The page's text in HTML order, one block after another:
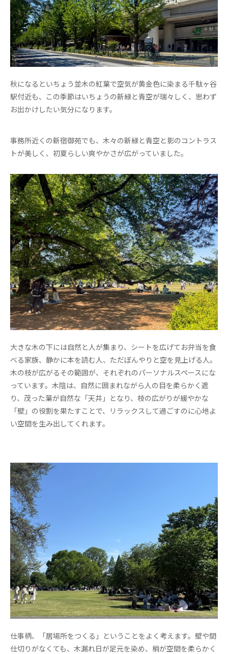
秋になるといちょう並木の紅葉で空気が黄金色に染まる千駄ヶ谷
駅付近も、この季節はいちょうの新緑と青空が瑞々しく、思わず
お出かけしたい気分になります。
事務所近くの新宿御苑でも、木々の新緑と青空と影のコントラス
トが美しく、初夏らしい爽やかさが広がっていました。
大きな木の下には自然と人が集まり、シートを広げてお弁当を食
べる家族、静かに本を読む人、ただぼんやりと空を見上げる人。
木の枝が広がるその範囲が、それぞれのパーソナルスペースにな
っています。木陰は、自然に囲まれながら人の目を柔らかく遮
り、茂った葉が自然な「天井」となり、枝の広がりが緩やかな
「壁」の役割を果たすことで、リラックスして過ごすのに心地よ
い空間を生み出してくれます。
仕事柄、「居場所をつくる」ということをよく考えます。壁や間
仕切りがなくても、木漏れ日が足元を染め、梢が空間を柔らかく